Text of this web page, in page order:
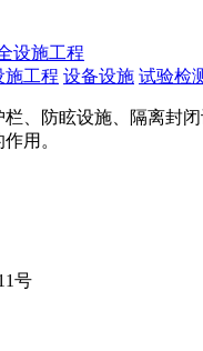
设施工程
施工程 设备设施 试验检
、防眩设施、隔离封
用。
号